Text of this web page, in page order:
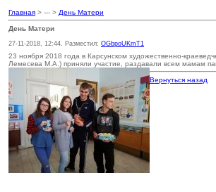
Главная > --- > День Матери
День Матери
27-11-2018, 12:44. Разместил: OGbpoUKmT1
23 ноября 2018 года в Карсунском художественно-
Лемесева М.А.) приняли участие, раздавали всем мамам
Вернуться назад